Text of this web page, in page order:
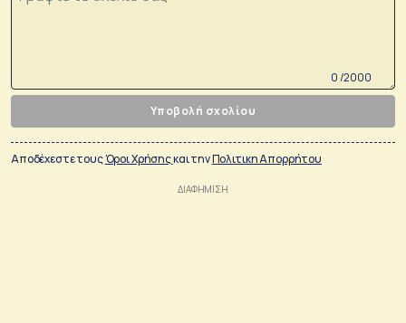
0 /2000
Υποβολή σχολίου
Αποδέχεστε τουςΌροι Χρήσηςκαι τηνΠολιτικη Απορρήτου